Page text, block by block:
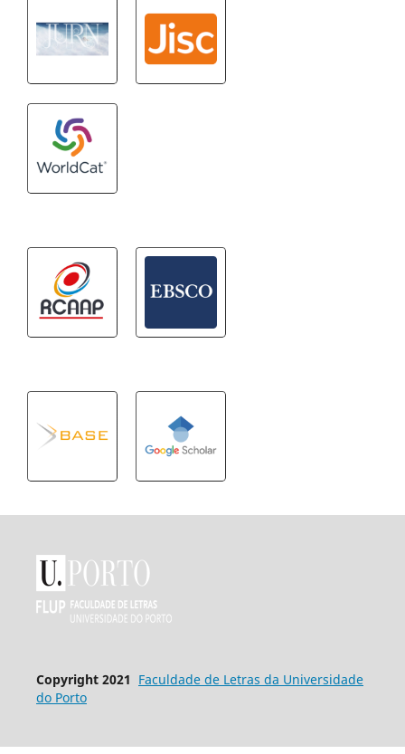
Copyright 2021 Faculdade de Letras da Universidade
do Porto